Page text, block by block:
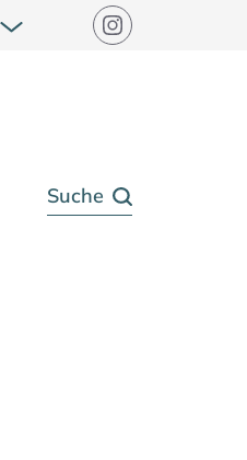
Untermenü öffnen
Instagram
öffnen
Suche